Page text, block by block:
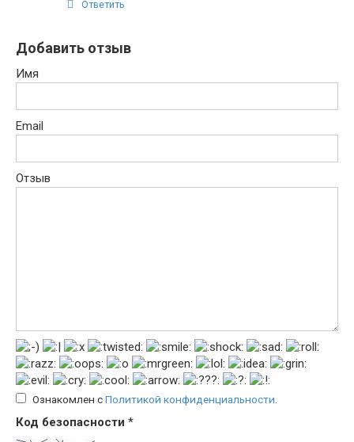
Ответить
Добавить отзыв
Имя
Email
Отзыв
Ознакомлен сПолитикой конфиденциальности
Код безопасности *